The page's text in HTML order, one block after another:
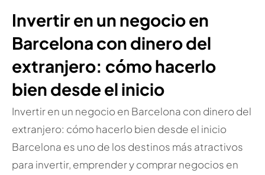
Invertir en un negocio en
Barcelona con dinero del
extranjero: cómo hacerlo
bien desde el inicio
Invertir en un negocio en Barcelona con dinero del
extranjero: cómo hacerlo bien desde el inicio
Barcelona es uno de los destinos más atractivos
para invertir, emprender y comprar negocios en